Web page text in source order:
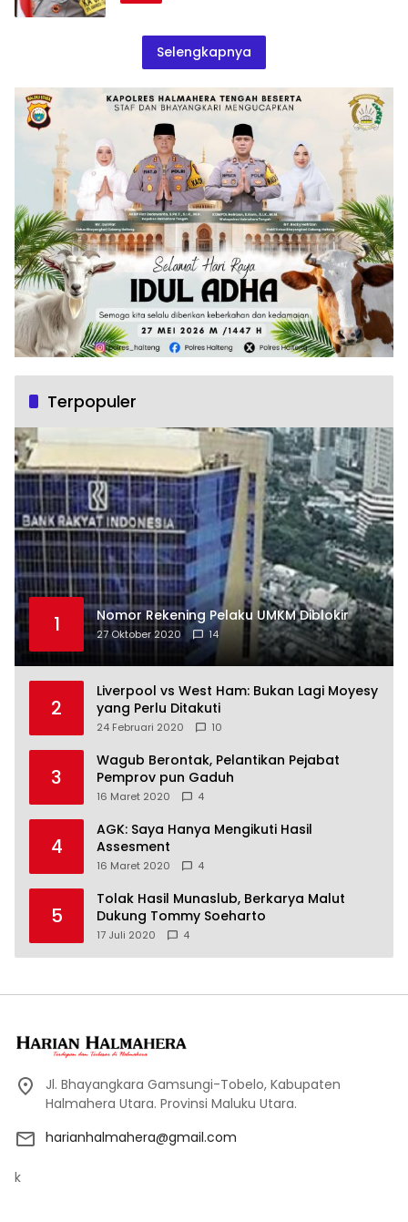
Selengkapnya
Terpopuler
1 Nomor Rekening Pelaku UMKM Diblokir
27 Oktober 2020 14
2
Liverpool vs West Ham: Bukan Lagi Moyesy
yang Perlu Ditakuti
24 Februari 2020 10
3
Wagub Berontak, Pelantikan Pejabat
Pemprov pun Gaduh
16 Maret 2020 4
4
AGK: Saya Hanya Mengikuti Hasil
Assesment
16 Maret 2020 4
5
Tolak Hasil Munaslub, Berkarya Malut
Dukung Tommy Soeharto
17 Juli 2020 4
Jl. Bhayangkara Gamsungi-Tobelo, Kabupaten
Halmahera Utara. Provinsi Maluku Utara.
harianhalmahera@gmail.com
k